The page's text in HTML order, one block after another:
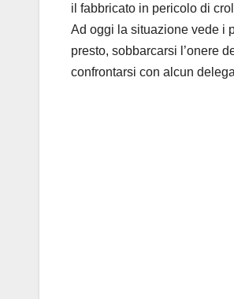
il fabbricato in pericolo di
Ad oggi la situazione vede i
presto, sobbarcarsi l’onere
confrontarsi con alcun